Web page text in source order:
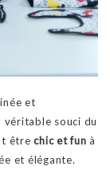
et
véritable souci du
êtrechic et fun à
et élégante.